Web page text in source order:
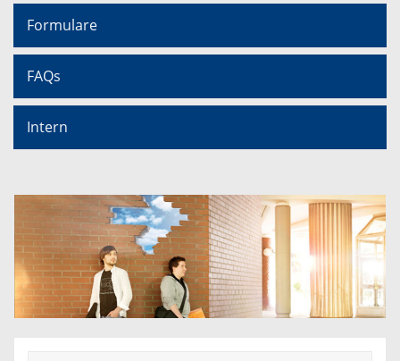
Formulare
FAQs
Intern